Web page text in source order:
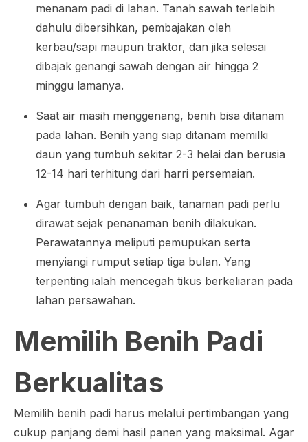
menanam padi di lahan. Tanah sawah terlebih
dahulu dibersihkan, pembajakan oleh
kerbau/sapi maupun traktor, dan jika selesai
dibajak genangi sawah dengan air hingga 2
minggu lamanya.
Saat air masih menggenang, benih bisa ditanam
pada lahan. Benih yang siap ditanam memilki
daun yang tumbuh sekitar 2-3 helai dan berusia
12-14 hari terhitung dari harri persemaian.
Agar tumbuh dengan baik, tanaman padi perlu
dirawat sejak penanaman benih dilakukan.
Perawatannya meliputi pemupukan serta
menyiangi rumput setiap tiga bulan. Yang
terpenting ialah mencegah tikus berkeliaran pada
lahan persawahan.
Memilih Benih Padi
Berkualitas
Memilih benih padi harus melalui pertimbangan yang
cukup panjang demi hasil panen yang maksimal. Agar